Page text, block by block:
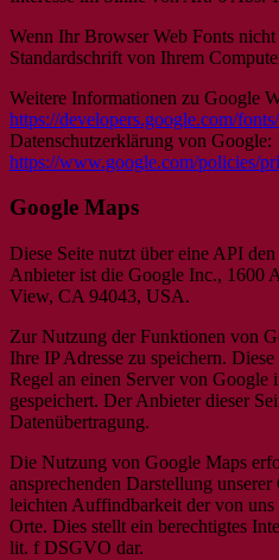
Wenn Ihr Browser Web Fonts
Standardschrift von Ihrem
Weitere Informationen zu Google
https://developers.google.com/
Datenschutzerklärung von Google:
https://www.google.com/policies/
Google Maps
Diese Seite nutzt über eine API
Anbieter ist die Google Inc., 1600
View, CA 94043, USA.
Zur Nutzung der Funktionen von
Ihre IP Adresse zu speichern.
Regel an einen Server von Google
gespeichert. Der Anbieter dieser
Datenübertragung.
Die Nutzung von Google Maps
ansprechenden Darstellung
leichten Auffindbarkeit der von uns
Orte. Dies stellt ein berechtigtes
lit. f DSGVO dar.